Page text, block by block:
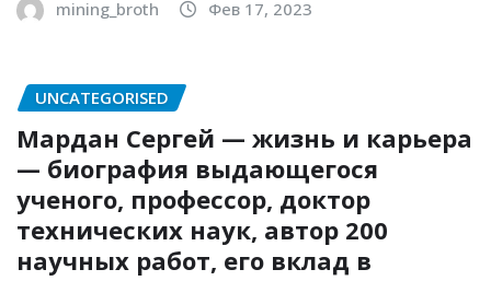
mining_broth Фев 17, 2023
UNCATEGORISED
Мардан Сергей — жизнь и карьера
— биография выдающегося
ученого, профессор, доктор
технических наук, автор 200
научных работ, его вклад в